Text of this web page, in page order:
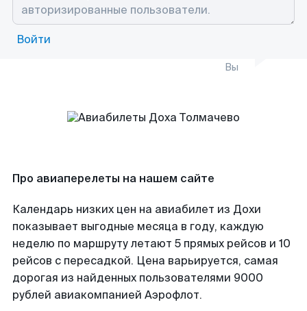
Войти
Вы
Про авиаперелеты на нашем сайте
Календарь низких цен на авиабилет из Дохи
показывает выгодные месяца в году, каждую
неделю по маршруту летают 5 прямых рейсов и 10
рейсов с пересадкой. Цена варьируется, самая
дорогая из найденных пользователями 9000
рублей авиакомпанией Аэрофлот.